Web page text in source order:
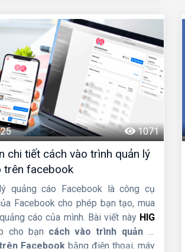
1071
chi tiết cách vào trình quản lý
trên facebook
quảng cáo Facebook là công cụ
Facebook cho phép bạn tạo, mua
cáo của mình. Bài viết này HIG
cho bạn cách vào trình quản lý
Facebookbằng điện thoại, máy